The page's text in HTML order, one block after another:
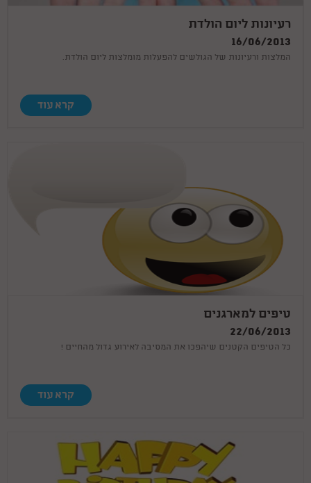
רעיונות ליום הולדת
16/06/2013
המלצות ורעיונות של הגולשים להפעלות מומלצות ליום הולדת.
קרא עוד
טיפים למארגנים
22/06/2013
כל הטיפים הקטנים שיהפכו את המסיבה לאירוע גדול מהחיים !
קרא עוד